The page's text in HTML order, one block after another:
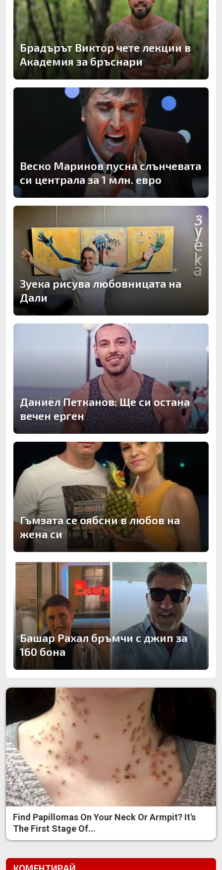
Брадърът Виктор чете лекции в
Академия за бръснари
Веско Маринов пусна слънчевата
си централа за 1 млн. евро
Зуека рисува любовницата на
Дали
Даниел Петканов: Ще си остана
вечен ерген
Гъмзата се оябсни в любов на
жена си
Башар Рахал бръмчи с джип за
160 бона
Find Papillomas On Your Neck Or Armpit? It's
The First Stage Of...